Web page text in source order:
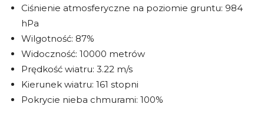
Ciśnienie atmosferyczne na poziomie gruntu: 984
hPa
Wilgotność: 87%
Widoczność: 10000 metrów
Prędkość wiatru: 3.22 m/s
Kierunek wiatru: 161 stopni
Pokrycie nieba chmurami: 100%